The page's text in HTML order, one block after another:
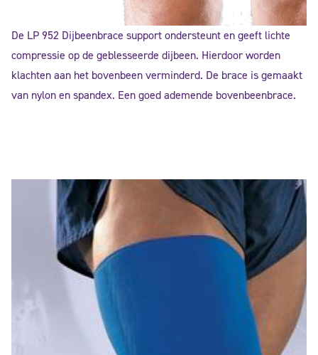
De LP 952 Dijbeenbrace support ondersteunt en geeft lichte
compressie op de geblesseerde dijbeen. Hierdoor worden
klachten aan het bovenbeen verminderd. De brace is gemaakt
van nylon en spandex. Een goed ademende bovenbeenbrace.